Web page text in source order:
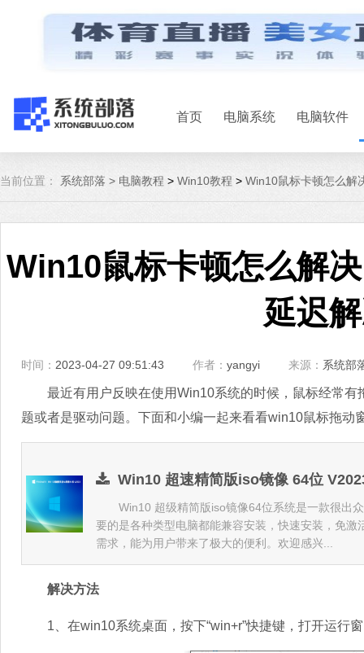
首页 电脑系统 电脑软件
当前位置： 系统部落 > 电脑教程 > Win10教程 > Win10鼠标卡顿怎么解
Win10鼠标卡顿怎么解
延迟
时间： 2023-04-27 09:51:43 作者： yangyi 来源： 系统部
最近有用户反映在使用Win10系统的时候，鼠标经常有
题或者是驱动问题。下面和小编一起来看看win10鼠标拖
Win10 超速精简版iso镜像 64位
Win10 超级精简版iso镜像64位系统是一款很出众
要的是各种类型电脑都能兼容安装，快速安装，免激
需求，能为用户带来了极大的便利。欢迎感兴...
解决方法
1、在win10系统桌面，按下“win+r”快捷键，打开运行